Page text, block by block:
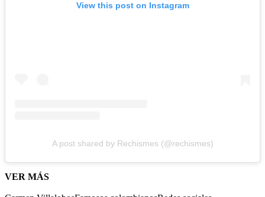
View this post on Instagram
A post shared by Rechismes (@rechismes)
VER MÁS